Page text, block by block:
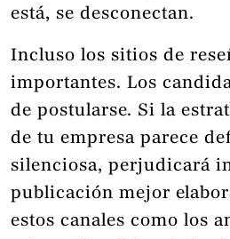
está, se desconectan.
Incluso los sitios de
importantes. Los
de postularse. Si la
de tu empresa parece
silenciosa, perjudicará
publicación mejor
estos canales como los